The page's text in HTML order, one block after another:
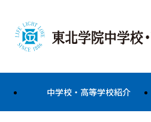
中学校・高等学校紹介